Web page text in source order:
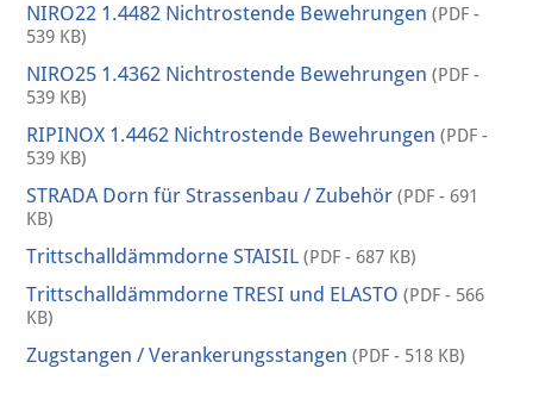
NIRO22 1.4482 Nichtrostende Bewehrungen (PDF -
539 KB)
NIRO25 1.4362 Nichtrostende Bewehrungen (PDF -
539 KB)
RIPINOX 1.4462 Nichtrostende Bewehrungen (PDF -
539 KB)
STRADA Dorn für Strassenbau / Zubehör (PDF - 691
KB)
Trittschalldämmdorne STAISIL (PDF - 687 KB)
Trittschalldämmdorne TRESI und ELASTO (PDF - 566
KB)
Zugstangen / Verankerungsstangen (PDF - 518 KB)